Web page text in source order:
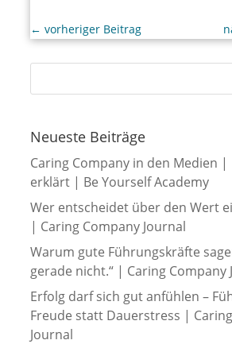
← vorheriger Beitrag
Neueste Beiträge
Caring Company in den Medien
erklärt | Be Yourself Academy
Wer entscheidet über den Wert
| Caring Company Journal
Warum gute Führungskräfte
gerade nicht.“ | Caring Company
Erfolg darf sich gut anfühlen –
Freude statt Dauerstress |
Journal